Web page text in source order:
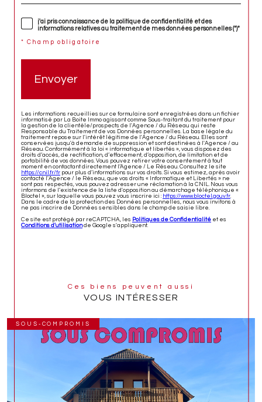
j'ai pris connaissance de la politique de confidentialité et des
informations relatives au traitement de mes données personnelles (*)*
* Champ obligatoire
Envoyer
Les informations recueillies sur ce formulaire sont enregistrées dans un fichier
informatisé par La Boite Immo agissant comme Sous-traitant du traitement pour
la gestion de la clientèle/prospects de l'Agence / du Réseau qui reste
Responsable du Traitement de vos Données personnelles. La base légale du
traitement repose sur l'intérêt légitime de l'Agence / du Réseau. Elles sont
conservées jusqu'à demande de suppression et sont destinées à l'Agence / au
Réseau. Conformément à la loi « informatique et libertés », vous disposez des
droits d’accès, de rectification, d’effacement, d’opposition, de limitation et de
portabilité de vos données. Vous pouvez retirer votre consentement à tout
moment en contactant directement l’Agence / Le Réseau. Consultez le site
https://cnil.fr/fr pour plus d’informations sur vos droits. Si vous estimez, après avoir
contacté l'Agence / le Réseau, que vos droits « Informatique et Libertés » ne
sont pas respectés, vous pouvez adresser une réclamation à la CNIL. Nous vous
informons de l’existence de la liste d'opposition au démarchage téléphonique «
Bloctel », sur laquelle vous pouvez vous inscrire ici : https://www.bloctel.gouv.fr.
Dans le cadre de la protection des Données personnelles, nous vous invitons à
ne pas inscrire de Données sensibles dans le champ de saisie libre.
Ce site est protégé par reCAPTCHA, les Politiques de Confidentialité et es
Conditions d'utilisationde Google s'appliquent.
Ces biens peuvent aussi
VOUS INTÉRESSER
SOUS-COMPROMIS